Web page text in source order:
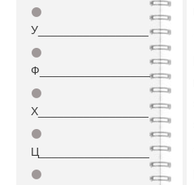
⚫
У_________________
⚫
Ф_________________
⚫
Х_________________
⚫
Ц_________________
⚫